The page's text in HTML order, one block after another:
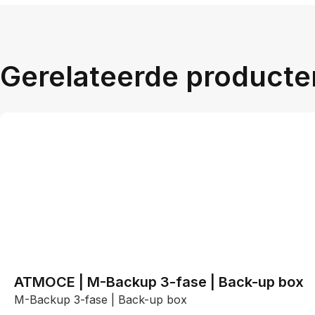
Gerelateerde
ATMOCE | M-Backup 3-fase | Back-up box
M-Backup 3-fase | Back-up box